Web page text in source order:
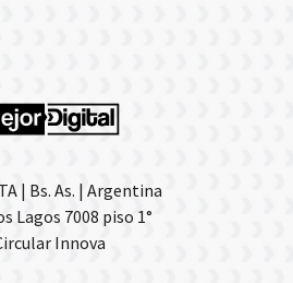
| Bs. As. | Argentina
Lagos 7008 piso 1°
Innova